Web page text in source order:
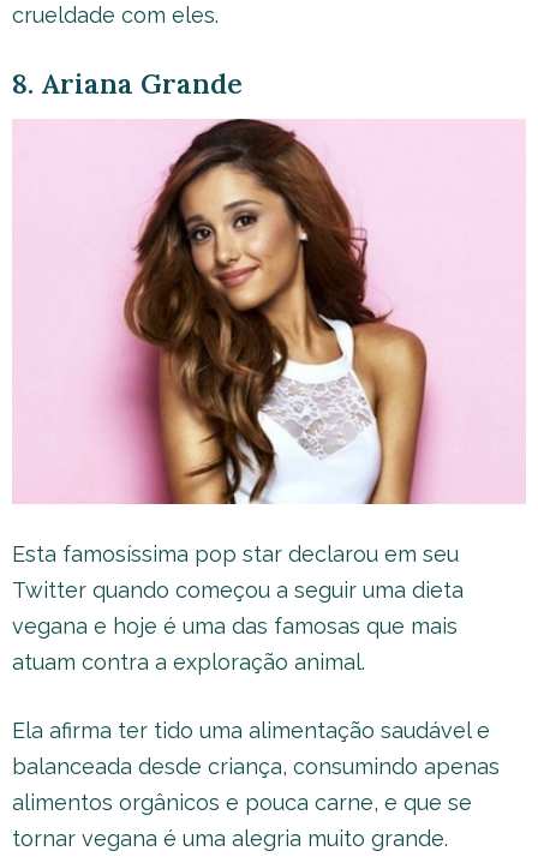
crueldade com eles.
8. Ariana Grande
Esta famosíssima pop star declarou em seu
Twitter quando começou a seguir uma dieta
vegana e hoje é uma das famosas que mais
atuam contra a exploração animal.
Ela afirma ter tido uma alimentação saudável e
balanceada desde criança, consumindo apenas
alimentos orgânicos e pouca carne, e que se
tornar vegana é uma alegria muito grande.